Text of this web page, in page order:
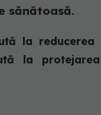
sănătoasă.
la reducerea
la